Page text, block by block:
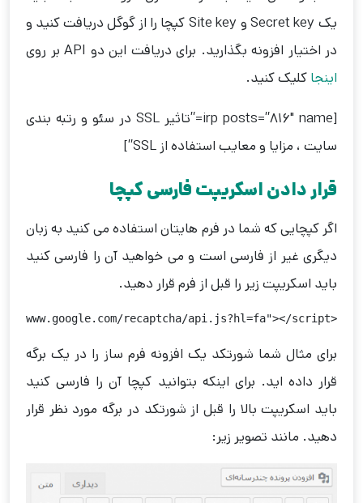
یک Secret key و Site key کپچا را از گوگل دریافت کنید و
در اختیار افزونه بگذارید. برای دریافت این دو API بر روی
اینجا کلیک کنید.
[irp posts=”816″ name=”تاثیر SSL در سئو و رتبه بندی
سایت ، مزایا و معایب استفاده از SSL”]
قرار دادن اسکریپت فارسی کپچا
اگر کپچایی که شما در فرم هایتان استفاده می کنید به زبان
دیگری غیر از فارسی است و می خواهید آن را فارسی کنید
باید اسکریپت زیر را قبل از فرم قرار دهید.
<script src="https://www.google.com/recaptcha/api.js?hl=fa"></script>
برای مثال شما شورتکد یک افزونه فرم ساز را در یک برگه
قرار داده اید. برای اینکه بتوانید کپچا آن را فارسی کنید
باید اسکریپت بالا را قبل از شورتکد در برگه مورد نظر قرار
دهید. مانند تصویر زیر: